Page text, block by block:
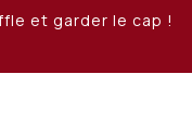
et garder le cap !